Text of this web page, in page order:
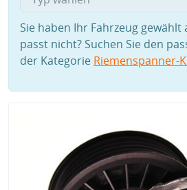
Sie haben Ihr Fahrzeug
passt nicht? Suchen Sie den
der Kategorie Riemenspanner-